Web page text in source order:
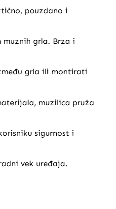
pouzdano i
grla. Brza i
grla ili montirati
muzilica pruža
sigurnost i
vek uređaja.